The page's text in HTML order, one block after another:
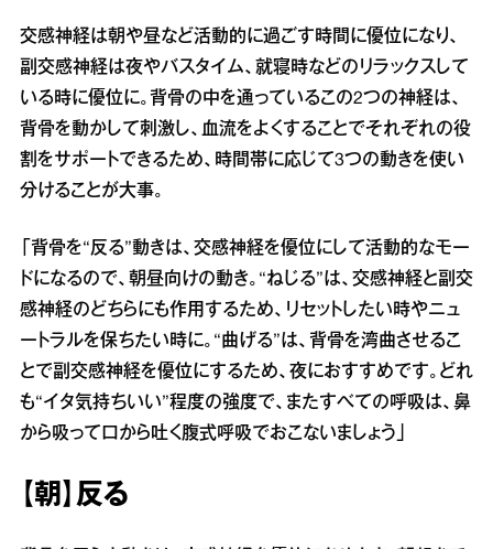
交感神経は朝や昼など活動的に過ごす時間に優位になり、
副交感神経は夜やバスタイム、就寝時などのリラックスして
いる時に優位に。背骨の中を通っているこの2つの神経は、
背骨を動かして刺激し、血流をよくすることでそれぞれの役
割をサポートできるため、時間帯に応じて3つの動きを使い
分けることが大事。
「背骨を“反る”動きは、交感神経を優位にして活動的なモー
ドになるので、朝昼向けの動き。“ねじる”は、交感神経と副交
感神経のどちらにも作用するため、リセットしたい時やニュ
ートラルを保ちたい時に。“曲げる”は、背骨を湾曲させるこ
とで副交感神経を優位にするため、夜におすすめです。どれ
も“イタ気持ちいい”程度の強度で、またすべての呼吸は、鼻
から吸って口から吐く腹式呼吸でおこないましょう」
【朝】反る